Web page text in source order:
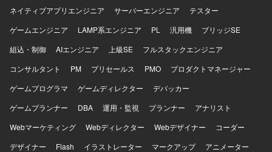
ネイティブアプリエンジニア
サーバーエンジニア
テスター
ゲームエンジニア
LAMP系エンジニア PL 汎用機
ブリッジSE
組込・制御
AIエンジニア 上級SE
フルスタックエンジニア
コンサルタント
PM プリセールス PMO
プロダクトマネージャー
ゲームプログラマ
ゲームディレクター
デバッカー
ゲームプランナー
DBA 運用・監視 プランナー
アナリスト
Webマーケティング
Webディレクター Webデザイナー
コーダー
デザイナー
Flash イラストレーター マークアップ
アニメーター